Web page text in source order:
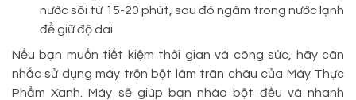
nước sôi từ 15-20 phút, sau đó ngâm trong nước lạnh
để giữ độ dai.
Nếu bạn muốn tiết kiệm thời gian và công sức, hãy cân
nhắc sử dụng máy trộn bột làm trân châu của Máy Thực
Phẩm Xanh. Máy sẽ giúp bạn nhào bột đều và nhanh